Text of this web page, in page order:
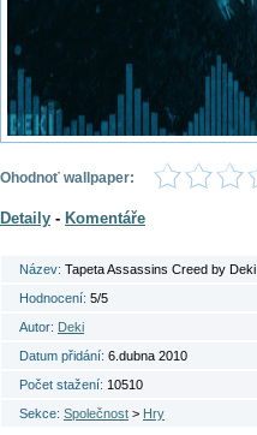
Ohodnoť wallpaper:
Detaily - Komentáře
Název: Tapeta Assassins Creed by Deki
Hodnocení: 5/5
Autor: Deki
Datum přidání: 6.dubna 2010
Počet stažení: 10510
Sekce: Společnost > Hry